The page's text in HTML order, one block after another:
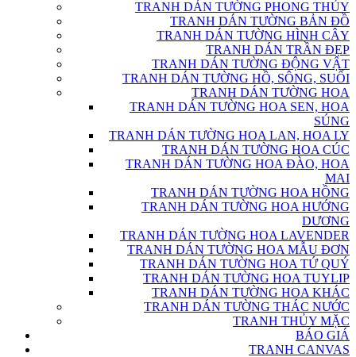
TRANH DÁN TƯỜNG PHONG THỦY
TRANH DÁN TƯỜNG BẢN ĐỒ
TRANH DÁN TƯỜNG HÌNH CÂY
TRANH DÁN TRẦN ĐẸP
TRANH DÁN TƯỜNG ĐỘNG VẬT
TRANH DÁN TƯỜNG HỒ, SÔNG, SUỐI
TRANH DÁN TƯỜNG HOA
TRANH DÁN TƯỜNG HOA SEN, HOA
SÚNG
TRANH DÁN TƯỜNG HOA LAN, HOA LY
TRANH DÁN TƯỜNG HOA CÚC
TRANH DÁN TƯỜNG HOA ĐÀO, HOA
MAI
TRANH DÁN TƯỜNG HOA HỒNG
TRANH DÁN TƯỜNG HOA HƯỚNG
DƯƠNG
TRANH DÁN TƯỜNG HOA LAVENDER
TRANH DÁN TƯỜNG HOA MẪU ĐƠN
TRANH DÁN TƯỜNG HOA TỨ QUÝ
TRANH DÁN TƯỜNG HOA TUYLIP
TRANH DÁN TƯỜNG HOA KHÁC
TRANH DÁN TƯỜNG THÁC NƯỚC
TRANH THỦY MẶC
BÁO GIÁ
TRANH CANVAS